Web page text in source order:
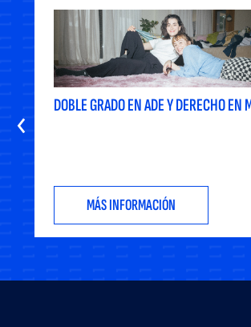
DOBLE GRADO EN ADE Y DERECHO EN
MÁS INFORMACIÓN
‹